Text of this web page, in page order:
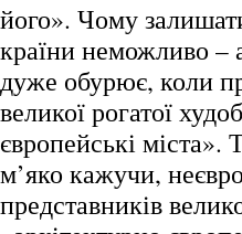
його». Чому
країни неможливо –
дуже обурює, коли
великої рогатої
європейські міста».
м’яко кажучи,
представників